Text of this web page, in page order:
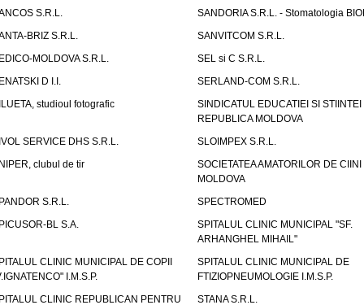
S.R.L.
SANDORIA S.R.L. - Stomatologia
BRIZ S.R.L.
SANVITCOM S.R.L.
MOLDOVA S.R.L.
SEL si C S.R.L.
D I.I.
SERLAND-COM S.R.L.
studioul fotografic
SINDICATUL EDUCATIEI SI STIINTEI
REPUBLICA MOLDOVA
SERVICE DHS S.R.L.
SLOIMPEX S.R.L.
clubul de tir
SOCIETATEA AMATORILOR DE CIINI
MOLDOVA
S.R.L.
SPECTROMED
BL S.A.
SPITALUL CLINIC MUNICIPAL "SF.
ARHANGHEL MIHAIL"
CLINIC MUNICIPAL DE COPII
I.M.S.P.
SPITALUL CLINIC MUNICIPAL DE
FTIZIOPNEUMOLOGIE I.M.S.P.
CLINIC REPUBLICAN PENTRU
STANA S.R.L.